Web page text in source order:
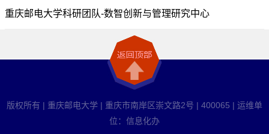
重庆邮电大学科研团队-数智创新与管理研究中心
版权所有 | 重庆邮电大学 | 重庆市南岸区崇文路2号 | 400065 | 运维单
位：信息化办